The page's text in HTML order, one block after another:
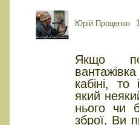
Юрiй Проценко
Якщо
кабіні,
який
нього чи
зброї, Ви